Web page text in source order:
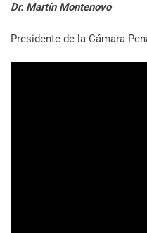
Dr. Martín Montenovo
Presidente de la Cámara